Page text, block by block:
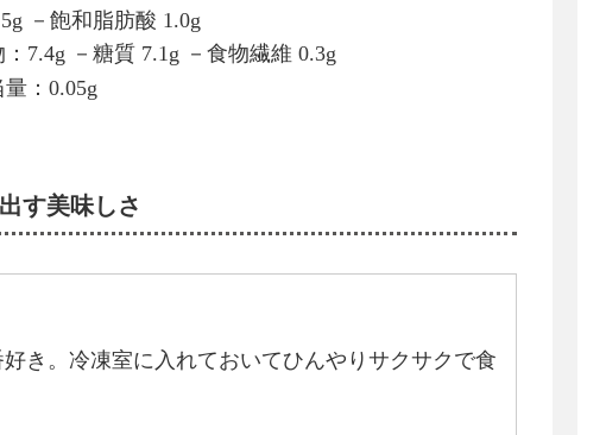
－飽和脂肪酸 1.0g
7.4g －糖質 7.1g －食物繊維 0.3g
：0.05g
す美味しさ
き。冷凍室に入れておいてひんやりサクサクで食